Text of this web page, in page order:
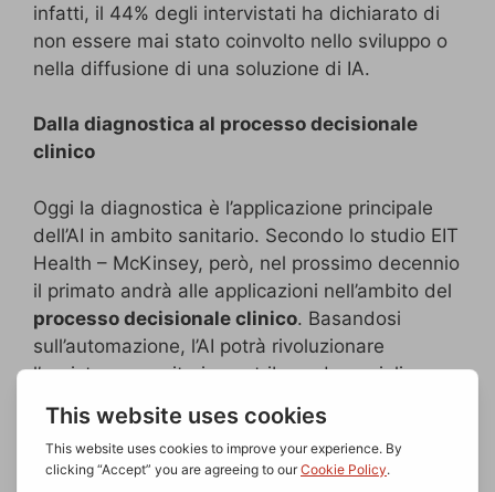
infatti, il 44% degli intervistati ha dichiarato di
non essere mai stato coinvolto nello sviluppo o
nella diffusione di una soluzione di IA.
Dalla diagnostica al processo decisionale
clinico
Oggi la diagnostica è l’applicazione principale
dell’AI in ambito sanitario. Secondo lo studio EIT
Health – McKinsey, però, nel prossimo decennio
il primato andrà alle applicazioni nell’ambito del
processo decisionale clinico. Basandosi
sull’automazione, l’AI potrà rivoluzionare
l’assistenza sanitaria contribuendo a migliorare
la vita quotidiana degli operatori, permettendo
loro di concentrare le proprie energie sui
pazienti, dedicando meno tempo alle mansioni
amministrative e più tempo alla